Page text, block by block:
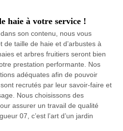
haie à votre service !
son contenu, nous vous
de taille de haie et d’arbustes à
et arbres fruitiers seront bien
prestation performante. Nos
adéquates afin de pouvoir
recrutés par leur savoir-faire et
Nous choisissons des
assurer un travail de qualité
07, c’est l’art d’un jardin